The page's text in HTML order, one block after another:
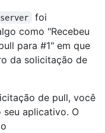
foi
como "Recebeu
para #1" em que
da solicitação de
de pull, você
aplicativo. O